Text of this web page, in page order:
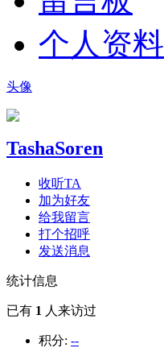
个人资料
头像
TashaSoren
收听TA
加为好友
给我留言
打个招呼
发送消息
统计信息
已有 1 人来访过
积分: --